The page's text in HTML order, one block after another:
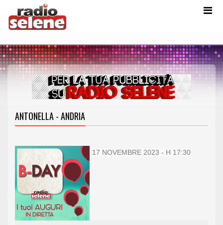
ANTONELLA - ANDRIA
17 NOVEMBRE 2023 - H 17:30